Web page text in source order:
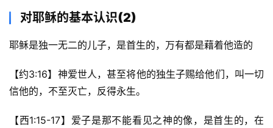
对耶稣的基本认识(2)
耶稣是独一无二的儿子，是首生的，万有都是藉着他造的
【约3:16】神爱世人，甚至将他的独生子赐给他们，叫一切
信他的，不至灭亡，反得永生。
【西1:15-17】爱子是那不能看见之神的像，是首生的，在